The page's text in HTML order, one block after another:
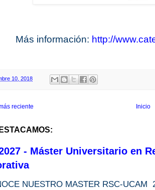
Más información: http://
10, 2018
reciente Inicio
- Máster Universitario en
NUESTRO MASTER